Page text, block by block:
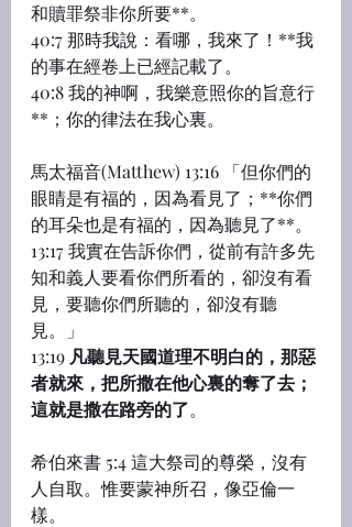
和贖罪祭非你所要**。
40:7 那時我說：看哪，我來了！**我
的事在經卷上已經記載了。
40:8 我的神啊，我樂意照你的旨意行
**；你的律法在我心裏。
馬太福音(Matthew) 13:16 「但你們的
眼睛是有福的，因為看見了；**你們
的耳朵也是有福的，因為聽見了**。
13:17 我實在告訴你們，從前有許多先
知和義人要看你們所看的，卻沒有看
見，要聽你們所聽的，卻沒有聽
見。」
13:19 凡聽見天國道理不明白的，那惡
者就來，把所撒在他心裏的奪了去；
這就是撒在路旁的了。
希伯來書 5:4 這大祭司的尊榮，沒有
人自取。惟要蒙神所召，像亞倫一
樣。